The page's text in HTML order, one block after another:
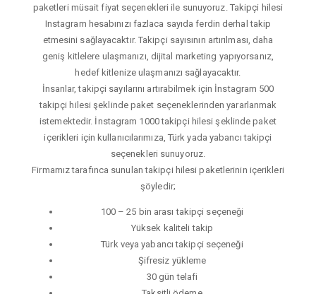
paketleri müsait fiyat seçenekleri ile sunuyoruz. Takipçi hilesi
Instagram hesabınızı fazlaca sayıda ferdin derhal takip
etmesini sağlayacaktır. Takipçi sayısının artırılması, daha
geniş kitlelere ulaşmanızı, dijital marketing yapıyorsanız,
hedef kitlenize ulaşmanızı sağlayacaktır.
İnsanlar, takipçi sayılarını artırabilmek için İnstagram 500
takipçi hilesi şeklinde paket seçeneklerinden yararlanmak
istemektedir. İnstagram 1000 takipçi hilesi şeklinde paket
içerikleri için kullanıcılarımıza, Türk yada yabancı takipçi
seçenekleri sunuyoruz.
Firmamız tarafınca sunulan takipçi hilesi paketlerinin içerikleri
şöyledir;
100 – 25 bin arası takipçi seçeneği
Yüksek kaliteli takip
Türk veya yabancı takipçi seçeneği
Şifresiz yükleme
30 gün telafi